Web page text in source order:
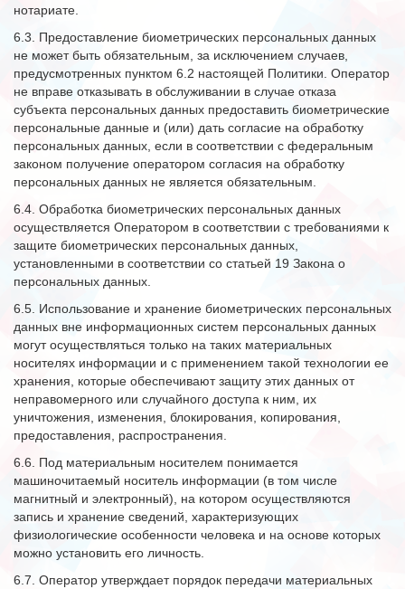
нотариате.
6.3. Предоставление биометрических персональных данных
не может быть обязательным, за исключением случаев,
предусмотренных пунктом 6.2 настоящей Политики. Оператор
не вправе отказывать в обслуживании в случае отказа
субъекта персональных данных предоставить биометрические
персональные данные и (или) дать согласие на обработку
персональных данных, если в соответствии с федеральным
законом получение оператором согласия на обработку
персональных данных не является обязательным.
6.4. Обработка биометрических персональных данных
осуществляется Оператором в соответствии с требованиями к
защите биометрических персональных данных,
установленными в соответствии со статьей 19 Закона о
персональных данных.
6.5. Использование и хранение биометрических персональных
данных вне информационных систем персональных данных
могут осуществляться только на таких материальных
носителях информации и с применением такой технологии ее
хранения, которые обеспечивают защиту этих данных от
неправомерного или случайного доступа к ним, их
уничтожения, изменения, блокирования, копирования,
предоставления, распространения.
6.6. Под материальным носителем понимается
машиночитаемый носитель информации (в том числе
магнитный и электронный), на котором осуществляются
запись и хранение сведений, характеризующих
физиологические особенности человека и на основе которых
можно установить его личность.
6.7. Оператор утверждает порядок передачи материальных